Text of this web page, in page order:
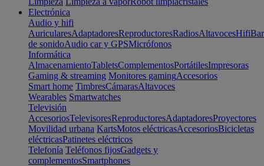
Electrónica
Audio y hifi
AuricularesAdaptadoresReproductoresRadiosAltavocesHifi
de sonidoAudio car y GPSMicrófonos
Informática
AlmacenamientoTabletsComplementosPortátilesImpresoras
Gaming & streaming Monitores gamingAccesorios
Smart home TimbresCámarasAltavoces
Wearables Smartwatches
Televisión
AccesoriosTelevisoresReproductoresAdaptadoresProyectores
Movilidad urbana KartsMotos eléctricasAccesoriosBicicletas
eléctricasPatinetes eléctricos
Telefonía Teléfonos fijosGadgets y
complementosSmartphones